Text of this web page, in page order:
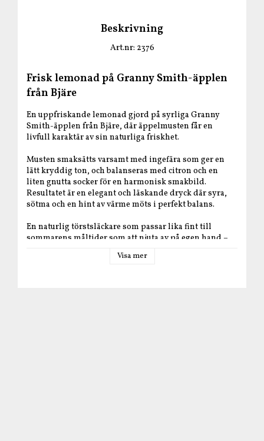
Beskrivning
Art.nr: 2376
Frisk lemonad på Granny Smith-äpplen
från Bjäre
En uppfriskande lemonad gjord på syrliga Granny
Smith-äpplen från Bjäre, där äppelmusten får en
livfull karaktär av sin naturliga friskhet.
Musten smaksätts varsamt med ingefära som ger en
lätt kryddig ton, och balanseras med citron och en
liten gnutta socker för en harmonisk smakbild.
Resultatet är en elegant och läskande dryck där syra,
sötma och en hint av värme möts i perfekt balans.
En naturlig törstsläckare som passar lika fint till
sommarens måltider som att njuta av på egen hand –
Visa mer